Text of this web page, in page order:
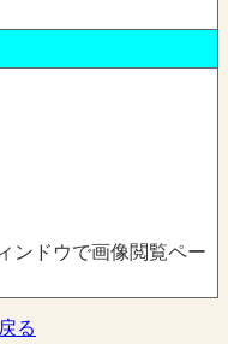
ンドウで画像閲覧ペー
る